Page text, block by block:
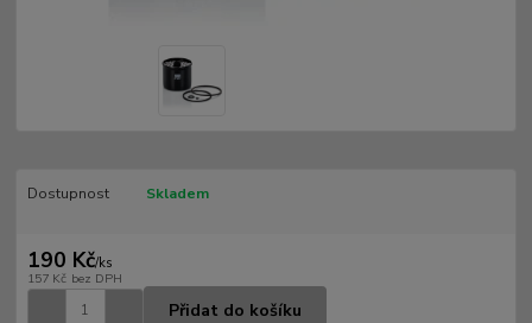
Dostupnost Skladem
190 Kč/ks
157 Kč bez DPH
Přidat do košíku